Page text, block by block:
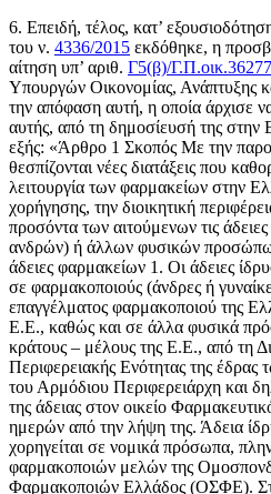
6. Επειδή, τέλος, κατ’
του ν. 4336/2015 εκδόθηκε, η
αίτηση υπ’ αριθ. Γ5(β)/
Υπουργών Οικονομίας, Ανάπτυξης
την απόφαση αυτή, η οποία άρχισε
αυτής, από τη δημοσίευσή της στην
εξής: «Άρθρο 1 Σκοπός Με την
θεσπίζονται νέες διατάξεις που
λειτουργία των φαρμακείων στην
χορήγησης, την διοικητική
προσόντα των αιτούμενων τις
ανδρών) ή άλλων φυσικών
άδειες φαρμακείων 1. Οι άδειες
σε φαρμακοποιούς (άνδρες ή
επαγγέλματος φαρμακοποιού της
Ε.Ε., καθώς και σε άλλα φυσικά
κράτους – μέλους της Ε.Ε., από τη
Περιφερειακής Ενότητας της
του Αρμόδιου Περιφερειάρχη και
της άδειας στον οικείο
ημερών από την λήψη της. Άδεια
χορηγείται σε νομικά πρόσωπα,
φαρμακοποιών μελών της
Φαρμακοποιών Ελλάδος (ΟΣΦΕ).